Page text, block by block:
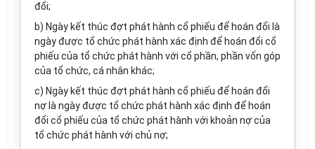
đổi;
b) Ngày kết thúc đợt phát hành cổ phiếu để hoán đổi là
ngày được tổ chức phát hành xác định để hoán đổi cổ
phiếu của tổ chức phát hành với cổ phần, phần vốn góp
của tổ chức, cá nhân khác;
c) Ngày kết thúc đợt phát hành cổ phiếu để hoán đổi
nợ là ngày được tổ chức phát hành xác định để hoán
đổi cổ phiếu của tổ chức phát hành với khoản nợ của
tổ chức phát hành với chủ nợ;